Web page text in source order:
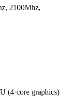
2100Mhz,
(4-core graphics)